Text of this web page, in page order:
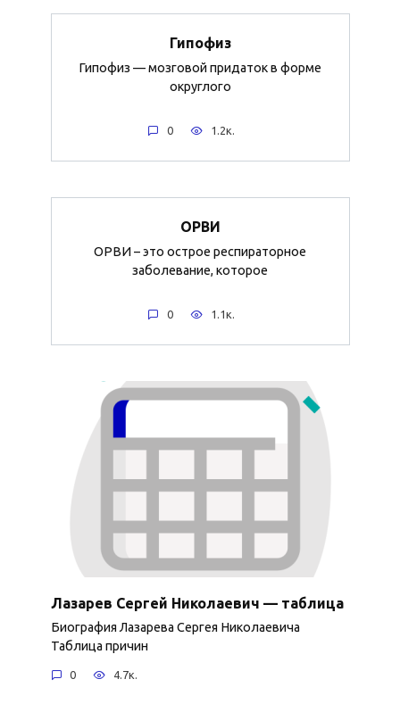
Гипофиз
Гипофиз — мозговой придаток в форме
округлого
0 1.2к.
ОРВИ
ОРВИ – это острое респираторное
заболевание, которое
0 1.1к.
Лазарев Сергей Николаевич — таблица
Биография Лазарева Сергея Николаевича
Таблица причин
0 4.7к.